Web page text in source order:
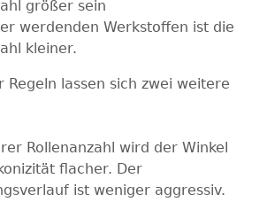
größer sein
werdenden Werkstoffen ist die
kleiner.
Regeln lassen sich zwei weitere
Rollenanzahl wird der Winkel
flacher. Der
ist weniger aggressiv.